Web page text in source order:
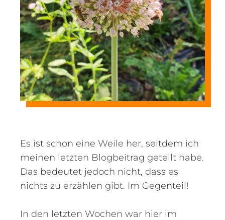
Es ist schon eine Weile her, seitdem ich
meinen letzten Blogbeitrag geteilt habe.
Das bedeutet jedoch nicht, dass es
nichts zu erzählen gibt. Im Gegenteil!
In den letzten Wochen war hier im